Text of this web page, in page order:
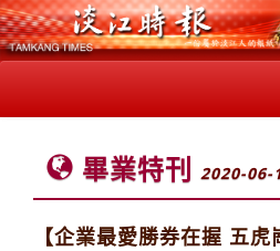
畢業特刊 2020-06-
【企業最愛勝券在握 五